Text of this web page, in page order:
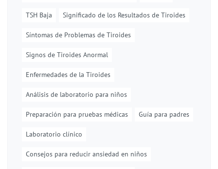
TSH Baja Significado de los Resultados de Tiroides
Síntomas de Problemas de Tiroides
Signos de Tiroides Anormal
Enfermedades de la Tiroides
Análisis de laboratorio para niños
Preparación para pruebas médicas Guía para padres
Laboratorio clínico
Consejos para reducir ansiedad en niños